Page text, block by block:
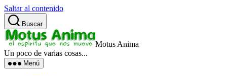
Saltar al contenido
Buscar
Motus Anima
Un poco de varias cosas...
Menú